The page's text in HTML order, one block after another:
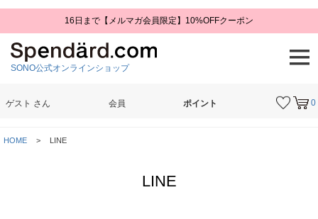
16日まで【メルマガ会員限定】10%OFFクーポン
SONO公式オンラインショップ
0
ゲスト さん 会員 ポイント
HOME LINE
LINE